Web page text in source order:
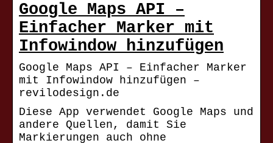
Google Maps API –
Einfacher Marker mit
Infowindow hinzufügen
Google Maps API – Einfacher Marker
mit Infowindow hinzufügen –
revilodesign.de
Diese App verwendet Google Maps und
andere Quellen, damit Sie
Markierungen auch ohne